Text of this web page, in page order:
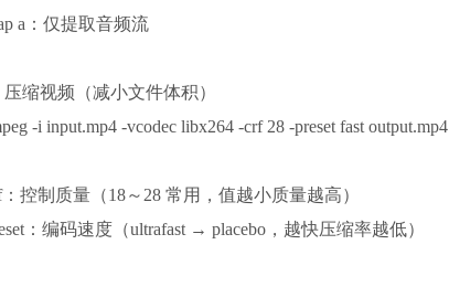
a：仅提取音频流
压缩视频（减小文件体积）
-i input.mp4 -vcodec libx264 -crf 28 -preset fast output.mp4
控制质量（18～28 常用，值越小质量越高）
：编码速度（ultrafast → placebo，越快压缩率越低）